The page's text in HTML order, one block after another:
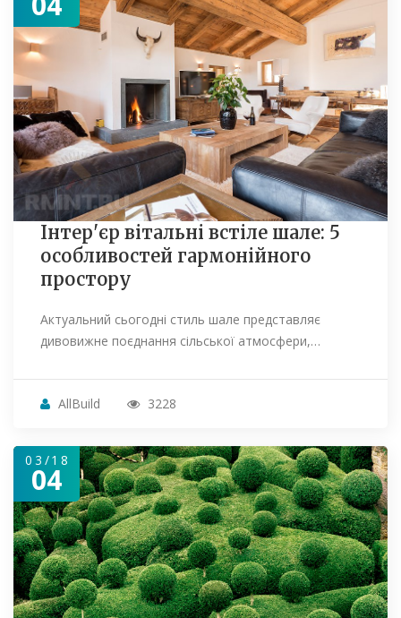
Інтер'єр вітальні встіле шале: 5
особливостей гармонійного
простору
Актуальний сьогодні стиль шале представляє
дивовижне поєднання сільської атмосфери,…
AllBuild 3228
03/18
04